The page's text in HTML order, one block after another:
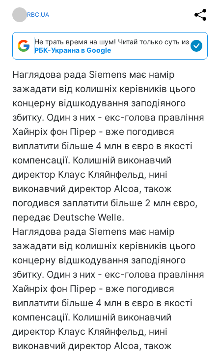
RBC.UA
Не трать время на шум! Читай только суть из
РБК-Украина в Google
Наглядова рада Siemens має намір
зажадати від колишніх керівників цього
концерну відшкодування заподіяного
збитку. Один з них - екс-голова правління
Хайнріх фон Пірер - вже погодився
виплатити більше 4 млн в євро в якості
компенсації. Колишній виконавчий
директор Клаус Кляйнфельд, нині
виконавчий директор Alcoa, також
погодився заплатити більше 2 млн євро,
передає Deutsche Welle.
Наглядова рада Siemens має намір
зажадати від колишніх керівників цього
концерну відшкодування заподіяного
збитку. Один з них - екс-голова правління
Хайнріх фон Пірер - вже погодився
виплатити більше 4 млн в євро в якості
компенсації. Колишній виконавчий
директор Клаус Кляйнфельд, нині
виконавчий директор Alcoa, також